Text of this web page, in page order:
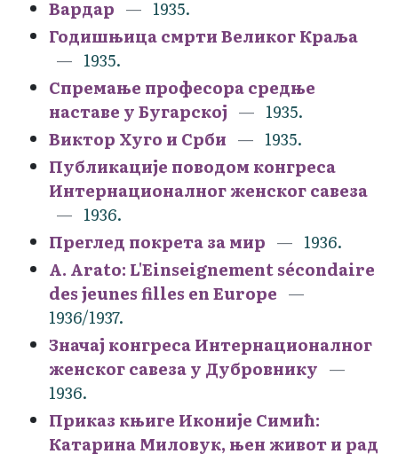
Вардар
1935.
Годишњица смрти Великог Краља
1935.
Спремање професора средње
наставе у Бугарској
1935.
Виктор Хуго и Срби
1935.
Публикације поводом конгреса
Интернационалног женског савеза
1936.
Преглед покрета за мир
1936.
A. Arato: L'Einseignement sécondaire
des jeunes filles en Europe
1936/1937.
Значај конгреса Интернационалног
женског савеза у Дубровнику
1936.
Приказ књиге Иконије Симић:
Катарина Миловук, њен живот и рад